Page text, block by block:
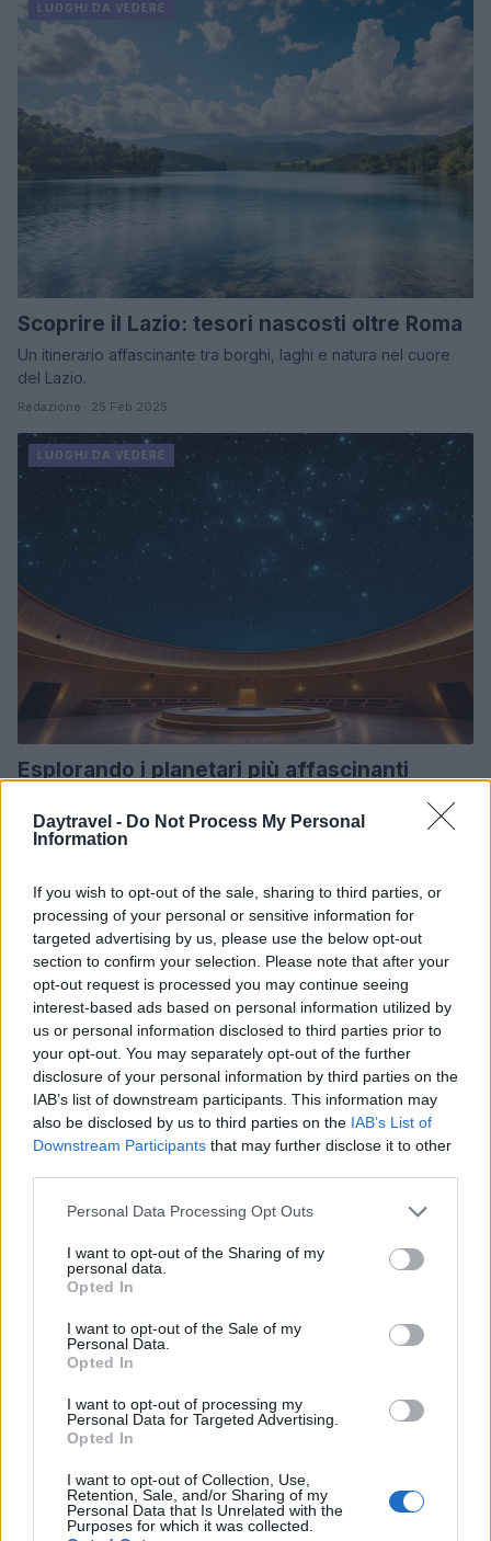
Daytravel - Do Not Process My Personal
Information
If you wish to opt-out of the sale, sharing to third parties, or
processing of your personal or sensitive information for
targeted advertising by us, please use the below opt-out
section to confirm your selection. Please note that after your
opt-out request is processed you may continue seeing
interest-based ads based on personal information utilized by
us or personal information disclosed to third parties prior to
your opt-out. You may separately opt-out of the further
disclosure of your personal information by third parties on the
IAB’s list of downstream participants. This information may
also be disclosed by us to third parties on the IAB’s List of
Downstream Participants that may further disclose it to other
Please note that this website/app uses one or more Google
not limited to your visit or usage behaviour. You may click to
grant or deny consent to Google and its third-party tags to
use your data for below specified purposes in below Google
consent section.
Personal Data Processing Opt Outs
I want to opt-out of the Sharing of my
personal data.
Opted In
I want to opt-out of the Sale of my
Personal Data.
Opted In
I want to opt-out of processing my
Personal Data for Targeted Advertising.
Opted In
I want to opt-out of Collection, Use,
Retention, Sale, and/or Sharing of my
Personal Data that Is Unrelated with the
Purposes for which it was collected.
LUOGHI DA VEDERE
Scoprire il Lazio: tesori nascosti oltre Roma
Un itinerario affascinante tra borghi, laghi e natura nel cuore
del Lazio.
Redazione · 25 Feb 2025
LUOGHI DA VEDERE
Esplorando i planetari più affascinanti
Scopri i planetari più suggestivi in Italia e in Europa per
un'esperienza unica sotto le stelle.
Il pantalone versatile: l’alleato perfetto per
ogni occasione
Un solo pantalone per passare dall'ufficio al tempo libero con
stile e comfort
Redazione · 25 Feb 2025
WEEKEND